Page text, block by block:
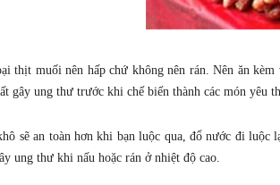
thịt muối nên hấp chứ không nên rán. Nên ăn
gây ung thư trước khi chế biến thành các món yêu
sẽ an toàn hơn khi bạn luộc qua, đổ nước đi luộc
ung thư khi nấu hoặc rán ở nhiệt độ cao.